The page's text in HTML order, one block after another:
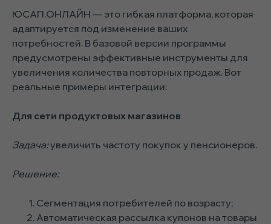
ЮСАП.ОНЛАЙН — это гибкая платформа, которая
адаптируется под изменение ваших
потребностей. В базовой версии программы
предусмотрены эффективные инструменты для
увеличения количества повторных продаж. Вот
реальные примеры интеграции:
Для сети продуктовых магазинов
Задача:увеличить частоту покупок у пенсионеров.
Решение:
Сегментация потребителей по возрасту;
Автоматическая рассылка купонов на товары